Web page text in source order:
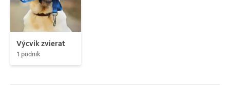
Výcvik zvierat
1 podnik